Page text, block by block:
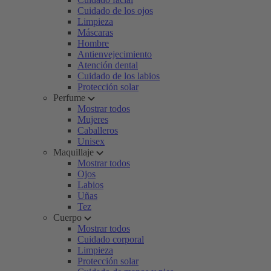
Cuidado de los ojos
Limpieza
Máscaras
Hombre
Antienvejecimiento
Atención dental
Cuidado de los labios
Protección solar
Perfume
Mostrar todos
Mujeres
Caballeros
Unisex
Maquillaje
Mostrar todos
Ojos
Labios
Uñas
Tez
Cuerpo
Mostrar todos
Cuidado corporal
Limpieza
Protección solar